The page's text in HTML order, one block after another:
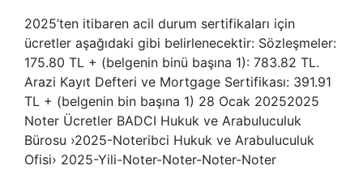
2025’ten itibaren acil durum sertifikaları için
ücretler aşağıdaki gibi belirlenecektir: Sözleşmeler:
175.80 TL + (belgenin binü başına 1): 783.82 TL.
Arazi Kayıt Defteri ve Mortgage Sertifikası: 391.91
TL + (belgenin bin başına 1) 28 Ocak 20252025
Noter Ücretler BADCI Hukuk ve Arabuluculuk
Bürosu ›2025-Noteribci Hukuk ve Arabuluculuk
Ofisi› 2025-Yili-Noter-Noter-Noter-Noter